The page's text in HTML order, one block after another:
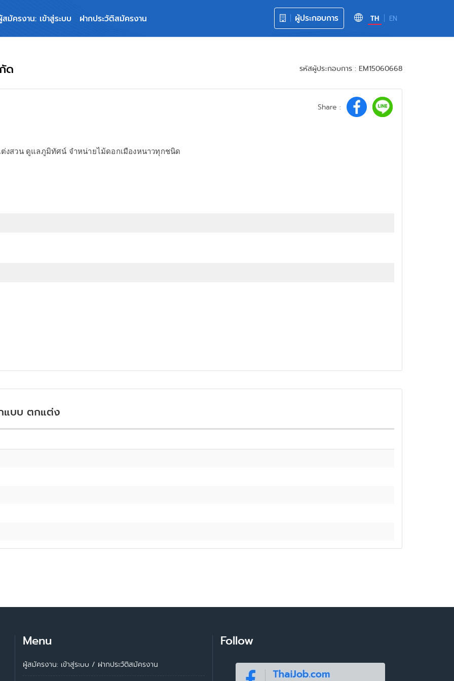
TH EN
ผู้ประกอบการ
มัครงาน: เข้าสู่ระบบ ฝากประวัติสมัครงาน
ด รหัสผู้ประกอบการ : EM15060668
Share :
งสวน ดูแลภูมิทัศน์ จำหน่ายไม้ดอกเมืองหนาวทุกชนิด
แบบ ตกแต่ง
Menu
ผู้สมัครงาน: เข้าสู่ระบบ / ฝากประวัติสมัครงาน
Follow